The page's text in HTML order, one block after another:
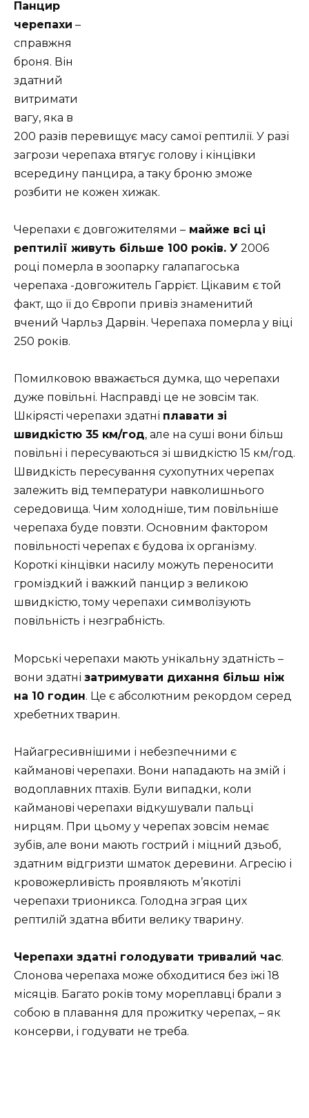
Панцир
черепахи –
справжня
броня. Він
здатний
витримати
вагу, яка в
200 разів перевищує масу самої рептилії. У разі
загрози черепаха втягує голову і кінцівки
всередину панцира, а таку броню зможе
розбити не кожен хижак.
Черепахи є довгожителями – майже всі ці
рептилії живуть більше 100 років. У 2006
році померла в зоопарку галапагоська
черепаха -довгожитель Гаррієт. Цікавим є той
факт, що її до Європи привіз знаменитий
вчений Чарльз Дарвін. Черепаха померла у віці
250 років.
Помилковою вважається думка, що черепахи
дуже повільні. Насправді це не зовсім так.
Шкірясті черепахи здатні плавати зі
швидкістю 35 км/год, але на суші вони більш
повільні і пересуваються зі швидкістю 15 км/год.
Швидкість пересування сухопутних черепах
залежить від температури навколишнього
середовища. Чим холодніше, тим повільніше
черепаха буде повзти. Основним фактором
повільності черепах є будова їх організму.
Короткі кінцівки насилу можуть переносити
громіздкий і важкий панцир з великою
швидкістю, тому черепахи символізують
повільність і незграбність.
Морські черепахи мають унікальну здатність –
вони здатні затримувати дихання більш ніж
на 10 годин. Це є абсолютним рекордом серед
хребетних тварин.
Найагресивнішими і небезпечними є
кайманові черепахи. Вони нападають на змій і
водоплавних птахів. Були випадки, коли
кайманові черепахи відкушували пальці
нирцям. При цьому у черепах зовсім немає
зубів, але вони мають гострий і міцний дзьоб,
здатним відгризти шматок деревини. Агресію і
кровожерливість проявляють м’якотілі
черепахи трионикса. Голодна зграя цих
рептилій здатна вбити велику тварину.
Черепахи здатні голодувати тривалий час.
Слонова черепаха може обходитися без їжі 18
місяців. Багато років тому мореплавці брали з
собою в плавання для прожитку черепах, – як
консерви, і годувати не треба.